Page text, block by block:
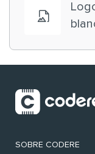
SOBRE CODERE